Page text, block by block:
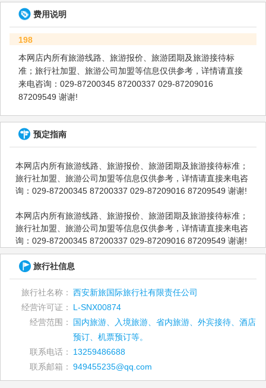
费用说明
198
本网店内所有旅游线路、旅游报价、旅游团期及旅游接待标
准；旅行社加盟、旅游公司加盟等信息仅供参考，详情请直接
来电咨询：029-87200345 87200337 029-87209016
87209549 谢谢!
预定指南
本网店内所有旅游线路、旅游报价、旅游团期及旅游接待标准；
旅行社加盟、旅游公司加盟等信息仅供参考，详情请直接来电咨
询：029-87200345 87200337 029-87209016 87209549 谢谢!
本网店内所有旅游线路、旅游报价、旅游团期及旅游接待标准；
旅行社加盟、旅游公司加盟等信息仅供参考，详情请直接来电咨
询：029-87200345 87200337 029-87209016 87209549 谢谢!
旅行社信息
旅行社名称： 西安新旅国际旅行社有限责任公司
经营许可证：
L-SNX00874
经营范围：
国内旅游、入境旅游、省内旅游、外宾接待、酒店
预订、机票预订等。
联系电话：
13259486688
联系邮箱： 949455235@qq.com